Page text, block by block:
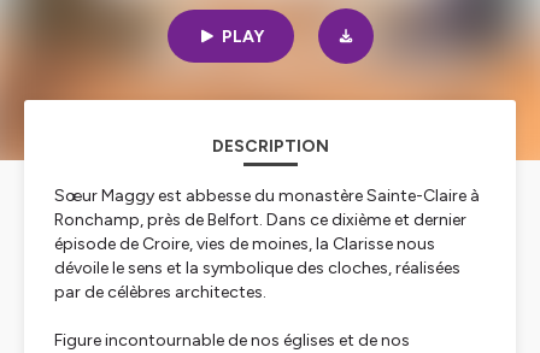
PLAY
DESCRIPTION
Sœur Maggy est abbesse du monastère Sainte-Claire à
Ronchamp, près de Belfort. Dans ce dixième et dernier
épisode de Croire, vies de moines,la Clarisse nous
dévoile le sens et la symbolique des cloches, réalisées
par de célèbres architectes.
Figure incontournable de nos églises et de nos